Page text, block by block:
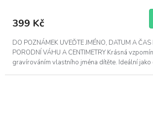
399 Kč
DO POZNÁMEK UVEĎTE JMÉNO, DATUM A ČAS
PORODNÍ VÁHU A CENTIMETRY Krásná
gravírováním vlastního jména dítěte. Ideální jako